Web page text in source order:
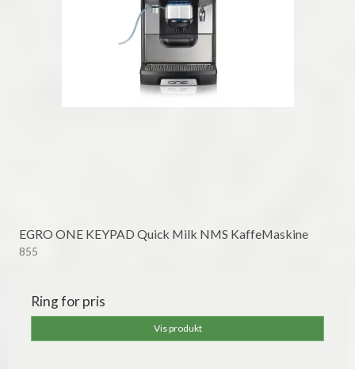
EGRO ONE KEYPAD Quick Milk NMS KaffeMaskine
855
Ring for pris
Vis produkt